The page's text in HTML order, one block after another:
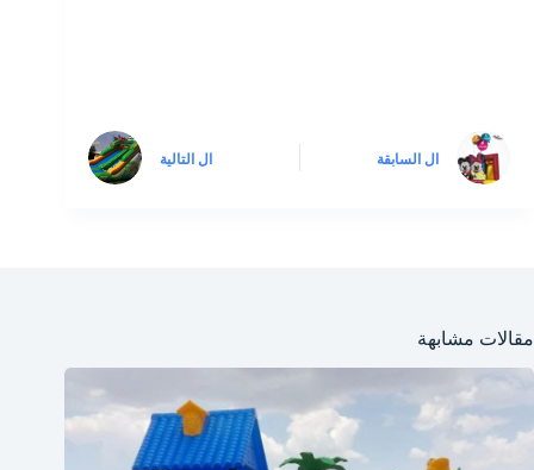
ال السابقة ال التالية
مقالات مشابهة